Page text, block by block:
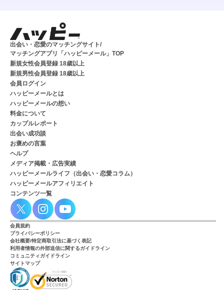
出会い・恋愛のマッチングサイト/
マッチングアプリ「ハッピーメール」TOP
新規女性会員登録 18歳以上
新規男性会員登録 18歳以上
会員ログイン
ハッピーメールとは
ハッピーメールの想い
料金について
カップルレポート
出会い成功談
お褒めの言葉
ヘルプ
メディア掲載・広告実績
ハッピーメールライフ（出会い・恋愛コラム）
ハッピーメールアフィリエイト
コンテンツ一覧
会員規約
プライバシーポリシー
会社概要/特定商取引法に基づく表記
利用者情報の外部送信に関するガイドライン
コミュニティガイドライン
サイトマップ